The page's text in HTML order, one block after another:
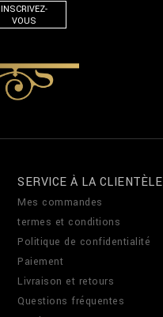
INSCRIVEZ-
VOUS
SERVICE À LA CLIENTÈLE
Mes commandes
termes et conditions
Politique de confidentialité
Paiement
Livraison et retours
Questions fréquentes